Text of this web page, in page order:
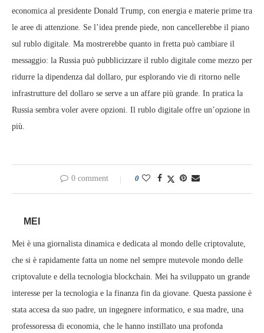
economica al presidente Donald Trump, con energia e materie prime tra
le aree di attenzione. Se l’idea prende piede, non cancellerebbe il piano
sul rublo digitale. Ma mostrerebbe quanto in fretta può cambiare il
messaggio: la Russia può pubblicizzare il rublo digitale come mezzo per
ridurre la dipendenza dal dollaro, pur esplorando vie di ritorno nelle
infrastrutture del dollaro se serve a un affare più grande. In pratica la
Russia sembra voler avere opzioni. Il rublo digitale offre un’opzione in
più.
0 comment 0
MEI
Mei è una giornalista dinamica e dedicata al mondo delle criptovalute,
che si è rapidamente fatta un nome nel sempre mutevole mondo delle
criptovalute e della tecnologia blockchain. Mei ha sviluppato un grande
interesse per la tecnologia e la finanza fin da giovane. Questa passione è
stata accesa da suo padre, un ingegnere informatico, e sua madre, una
professoressa di economia, che le hanno instillato una profonda